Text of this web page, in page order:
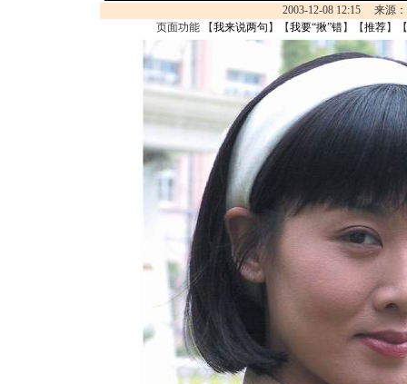
2003-12-08 12:15 来源
页面功能 【我来说两句 】【我要“揪”错】【推荐】